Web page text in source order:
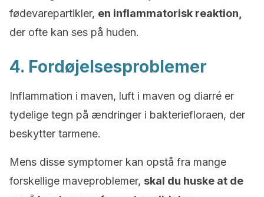
fødevarepartikler, en inflammatorisk reaktion,
der ofte kan ses på huden.
4. Fordøjelsesproblemer
Inflammation i maven, luft i maven og diarré er
tydelige tegn på ændringer i bakteriefloraen, der
beskytter tarmene.
Mens disse symptomer kan opstå fra mange
forskellige maveproblemer, skal du huske at de